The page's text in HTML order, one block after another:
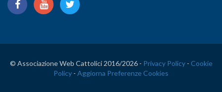
© Associazione Web Cattolici 2016/2026 - Privacy Policy- Cookie
Policy - Aggiorna Preferenze Cookies